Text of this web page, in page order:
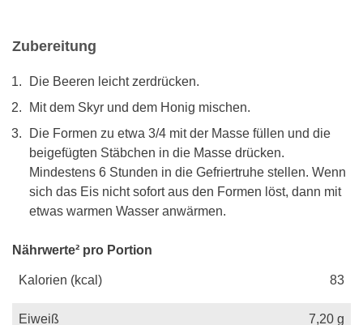
Zubereitung
Die Beeren leicht zerdrücken.
Mit dem Skyr und dem Honig mischen.
Die Formen zu etwa 3/4 mit der Masse füllen und die
beigefügten Stäbchen in die Masse drücken.
Mindestens 6 Stunden in die Gefriertruhe stellen. Wenn
sich das Eis nicht sofort aus den Formen löst, dann mit
etwas warmen Wasser anwärmen.
Nährwerte² pro Portion
Kalorien (kcal) 83
Eiweiß 7,20 g